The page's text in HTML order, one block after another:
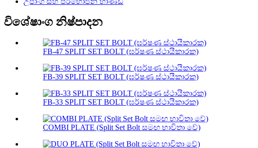
විශේෂාංග නිෂ්පාදන
FB-47 SPLIT SET BOLT (ඝර්ෂණ ස්ථායීකාරක)
FB-39 SPLIT SET BOLT (ඝර්ෂණ ස්ථායීකාරක)
FB-33 SPLIT SET BOLT (ඝර්ෂණ ස්ථායීකාරක)
COMBI PLATE (Split Set Bolt සමඟ භාවිතා වේ)